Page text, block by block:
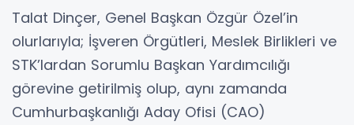
Talat Dinçer, Genel Başkan Özgür Özel’in
olurlarıyla; İşveren Örgütleri, Meslek Birlikleri ve
STK’lardan Sorumlu Başkan Yardımcılığı
görevine getirilmiş olup, aynı zamanda
Cumhurbaşkanlığı Aday Ofisi (CAO)